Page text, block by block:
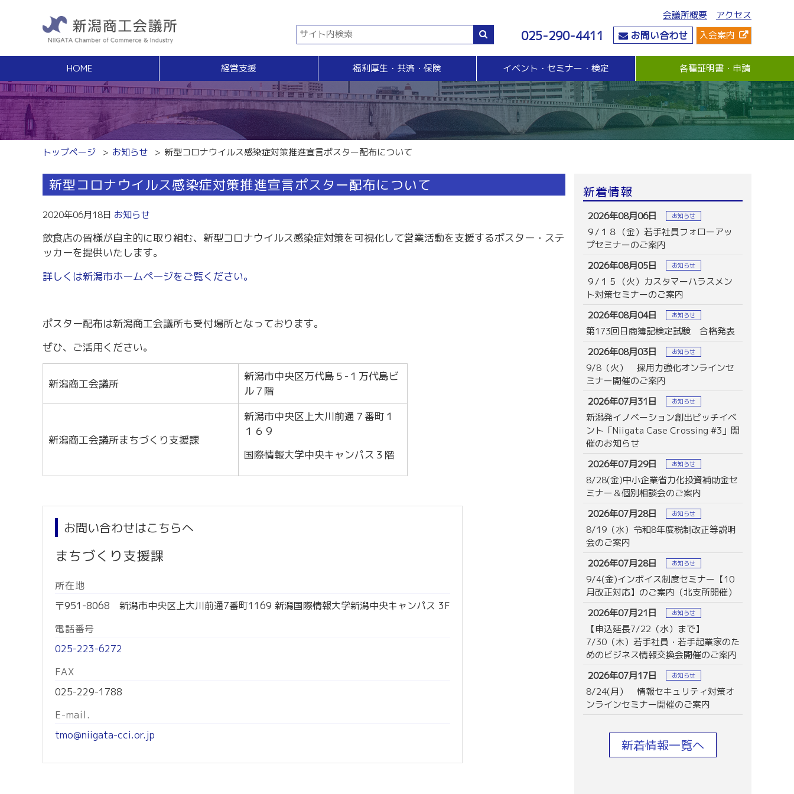
会議所概要 アクセス
025-290-4411 お問い合わせ 入会案内
HOME 経営支援
経営支援
経営相談
無料窓口相談
専門家ネットワーク
経営安定特別相談室
中小企業支援サイト「ミラサポ」
新潟県建設サポートセンター
税務相談（無料相談窓口）
労務・雇用関係
労働保険事務組合
賃金関係諸統計・説明会
事業承継・Ｍ＆Ａ
事業承継支援（無料相談窓口）
事業承継簡易診断
M＆Aの相談・斡旋
創業塾
事業計画・創業融資相談（無料窓口相談）
商工会議所ライブラリー
令和2年4月1日～令和7年3月31日計画
販売拡大・人脈
販売拡大
商い情報便
電子商い情報便
ＨＰ会員企業紹介
商いつなぐサイト
交流会
ビジネス情報交換会
資金・融資
無担保・無保証人融資
各種融資制度紹介
社会情勢
要望・提言
地域活性化
福利厚生・共済・保険
福利
健康増進サポート
共済等
生命共済制度「チューリップ共済」
小規模企業共済制度
火災共済
自動車共済
国民年金基金
危機管理
危機管理支援（無料窓口相談）
与信管理支援(あんしん取引情報提供事業)
ビジネス総合保険制度
売上債権保全制度（グループ取引信用保険）
業務災害補償プラン
休業補償プラン
商工会議所会員向け保険制度
イベント・セミナー・検定
イベント・セミナー・検定
イベント・セミナー
検定
各種証明書・申請
各種証明書・申請
貿易関係証明
電子証明書発行
【受付終了】GS1事業者（JAN企業）コード
トップページ お知らせ 新型コロナウイルス感染症対策推進宣言ポスター配布について
新型コロナウイルス感染症対策推進宣言ポスター配布について
2020年06月18日 お知らせ
飲食店の皆様が自主的に取り組む、新型コロナウイルス感染症対策を可視化して営業活動を支援するポスター・ステ
ッカーを提供いたします。
詳しくは新潟市ホームページをご覧ください。
ポスター配布は新潟商工会議所も受付場所となっております。
ぜひ、ご活用ください。
新潟商工会議所
新潟市中央区万代島５-１万代島ビ
ル７階
新潟商工会議所まちづくり支援課
新潟市中央区上大川前通７番町１
１６９
国際情報大学中央キャンパス３階
お問い合わせはこちらへ
まちづくり支援課
所在地
〒951-8068 新潟市中央区上大川前通7番町1169 新潟国際情報大学新潟中央キャンパス 3F
電話番号
025-223-6272
FAX
025-229-1788
E-mail.
tmo@niigata-cci.or.jp
新着情報
2026年08月06日 お知らせ
９/１８（金）若手社員フォローアッ
プセミナーのご案内
2026年08月05日
お知らせ
９/１５（火）カスタマーハラスメン
ト対策セミナーのご案内
2026年08月04日
お知らせ
第173回日商簿記検定試験 合格発表
2026年08月03日
お知らせ
9/8（火） 採用力強化オンラインセ
ミナー開催のご案内
2026年07月31日
お知らせ
新潟発イノベーション創出ピッチイベ
ント「Niigata Case Crossing #3」開
催のお知らせ
2026年07月29日
お知らせ
8/28(金)中小企業省力化投資補助金セ
ミナー＆個別相談会のご案内
2026年07月28日
お知らせ
8/19（水）令和8年度税制改正等説明
会のご案内
2026年07月28日
お知らせ
9/4(金)インボイス制度セミナー【10
月改正対応】のご案内（北支所開催）
2026年07月21日
お知らせ
【申込延長7/22（水）まで】
7/30（木）若手社員・若手起業家のた
めのビジネス情報交換会開催のご案内
2026年07月17日
お知らせ
8/24(月） 情報セキュリティ対策オ
ンラインセミナー開催のご案内
新着情報一覧へ